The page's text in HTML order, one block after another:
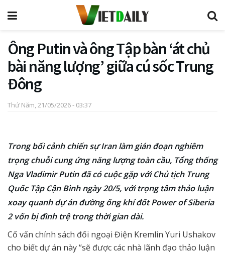
Ông Putin và ông Tập bàn ‘át chủ
bài năng lượng’ giữa cú sốc Trung
Đông
Thứ Năm, 21/05/2026 - 03:37
Trong bối cảnh chiến sự Iran làm gián đoạn nghiêm
trọng chuỗi cung ứng năng lượng toàn cầu, Tổng thống
Nga Vladimir Putin đã có cuộc gặp với Chủ tịch Trung
Quốc Tập Cận Bình ngày 20/5, với trọng tâm thảo luận
xoay quanh dự án đường ống khí đốt Power of Siberia
2 vốn bị đình trệ trong thời gian dài.
Cố vấn chính sách đối ngoại Điện Kremlin Yuri Ushakov
cho biết dự án này “sẽ được các nhà lãnh đạo thảo luận